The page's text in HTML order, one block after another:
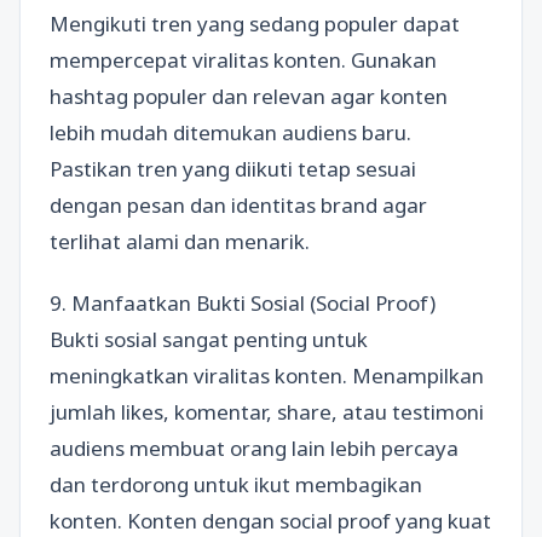
Mengikuti tren yang sedang populer dapat
mempercepat viralitas konten. Gunakan
hashtag populer dan relevan agar konten
lebih mudah ditemukan audiens baru.
Pastikan tren yang diikuti tetap sesuai
dengan pesan dan identitas brand agar
terlihat alami dan menarik.
9. Manfaatkan Bukti Sosial (Social Proof)
Bukti sosial sangat penting untuk
meningkatkan viralitas konten. Menampilkan
jumlah likes, komentar, share, atau testimoni
audiens membuat orang lain lebih percaya
dan terdorong untuk ikut membagikan
konten. Konten dengan social proof yang kuat